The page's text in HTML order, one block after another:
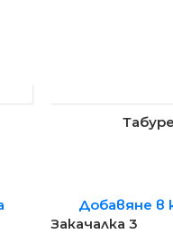
Добавяне в
Закачалка 3